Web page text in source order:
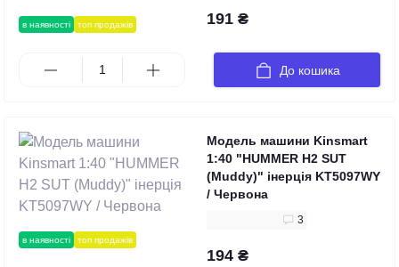
в наявності топ продажів 191 ₴
До кошика
в наявності топ продажів
Модель машини Kinsmart
1:40 "HUMMER H2 SUT
(Muddy)" інерція KT5097WY
/ Червона
3
194 ₴